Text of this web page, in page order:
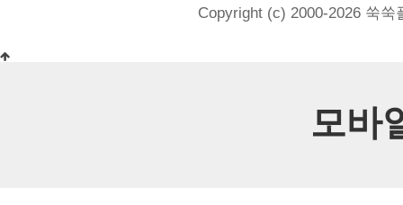
Copyright (c) 2000-2026 쑥
모바